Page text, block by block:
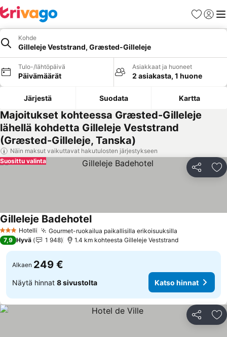
Suosikit
Kohde
Gilleleje Veststrand, Græsted-Gilleleje
Tulo-/lähtöpäivä
Päivämäärät
Asiakkaat ja huoneet
2 asiakasta, 1 huone
Järjestä Suodata Kartta
Majoitukset kohteessa Græsted-Gilleleje
lähellä kohdetta Gilleleje Veststrand
(Græsted-Gilleleje, Tanska)
Näin maksut vaikuttavat hakutulosten järjestykseen
Jaa
Suosittu valinta
3 Tähtiluokitus
Hotelli Gourmet-ruokailua paikallisilla erikoisuuksilla
Gilleleje Badehotel
7,9 Hyvä 1 948 1.4 km kohteesta Gilleleje Veststrand
Alkaen 249 €
Näytä hinnat 8 sivustolta Katso hinnat
Jaa